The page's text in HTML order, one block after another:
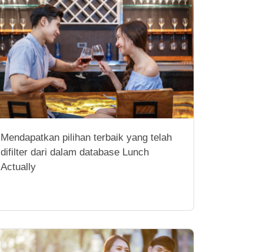
Mendapatkan pilihan terbaik yang telah
difilter dari dalam database Lunch
Actually